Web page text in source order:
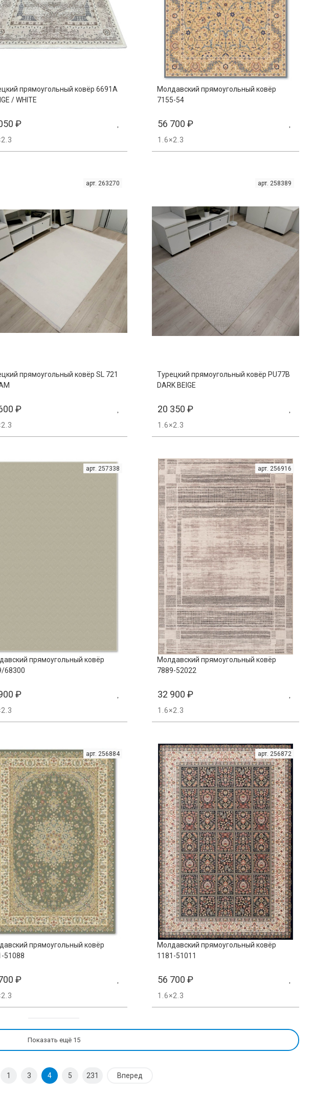
прямоугольный ковёр 6691A
/ WHITE
₽
Молдавский прямоугольный ковёр
7155-54
56 700 ₽
1.6×2.3
арт. 263270
прямоугольный ковёр SL 721
₽
арт. 258389
Турецкий прямоугольный ковёр PU77B
DARK BEIGE
20 350 ₽
1.6×2.3
арт. 257338
прямоугольный ковёр
68300
₽
арт. 256916
Молдавский прямоугольный ковёр
7889-52022
32 900 ₽
1.6×2.3
арт. 256884
прямоугольный ковёр
51088
₽
арт. 256872
Молдавский прямоугольный ковёр
1181-51011
56 700 ₽
1.6×2.3
Показать ещё 15
1 3 4 5 231 Вперед